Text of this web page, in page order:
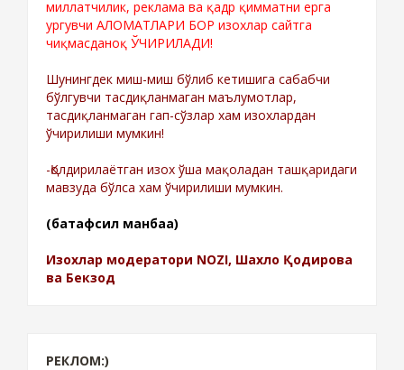
миллатчилик, реклама ва қадр қимматни ерга
ургувчи АЛОМАТЛАРИ БОР изохлар сайтга
чиқмасданоқ ЎЧИРИЛАДИ!
Шунингдек миш-миш бўлиб кетишига сабабчи
бўлгувчи тасдиқланмаган маълумотлар,
тасдиқланмаган гап-сўзлар хам изохлардан
ўчирилиши мумкин!
-Қолдирилаётган изох ўша мақоладан ташқаридаги
мавзуда бўлса хам ўчирилиши мумкин.
(батафсил манбаа)
Изохлар модератори NOZI, Шахло Қодирова
ва Бекзод
РЕКЛОМ:)